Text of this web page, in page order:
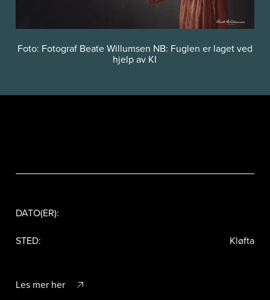
Foto: Fotograf Beate Willumsen NB: Fuglen er laget ved
hjelp av KI
DATO(ER):
STED:
Kløfta
Les mer her